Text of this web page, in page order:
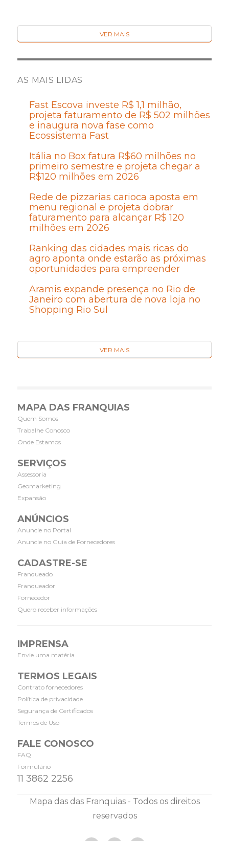
VER MAIS
AS MAIS LIDAS
Fast Escova investe R$ 1,1 milhão,
projeta faturamento de R$ 502 milhões
e inaugura nova fase como
Ecossistema Fast
Itália no Box fatura R$60 milhões no
primeiro semestre e projeta chegar a
R$120 milhões em 2026
Rede de pizzarias carioca aposta em
menu regional e projeta dobrar
faturamento para alcançar R$ 120
milhões em 2026
Ranking das cidades mais ricas do
agro aponta onde estarão as próximas
oportunidades para empreender
Aramis expande presença no Rio de
Janeiro com abertura de nova loja no
Shopping Rio Sul
VER MAIS
MAPA DAS FRANQUIAS
Quem Somos
Trabalhe Conosco
Onde Estamos
SERVIÇOS
Assessoria
Geomarketing
Expansão
ANÚNCIOS
Anuncie no Portal
Anuncie no Guia de Fornecedores
CADASTRE-SE
Franqueado
Franqueador
Fornecedor
Quero receber informações
IMPRENSA
Envie uma matéria
TERMOS LEGAIS
Contrato fornecedores
Política de privacidade
Segurança de Certificados
Termos de Uso
FALE CONOSCO
FAQ
Formulário
11 3862 2256
Mapa das das Franquias - Todos os direitos
reservados